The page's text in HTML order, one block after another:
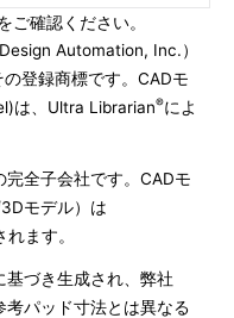
ご確認ください。
Automation, Inc.）
登録商標です。CADモ
は、Ultra Librarian®によ
全子会社です。CADモ
モデル）は
ます。
基づき生成され、弊社
パッド寸法とは異なる